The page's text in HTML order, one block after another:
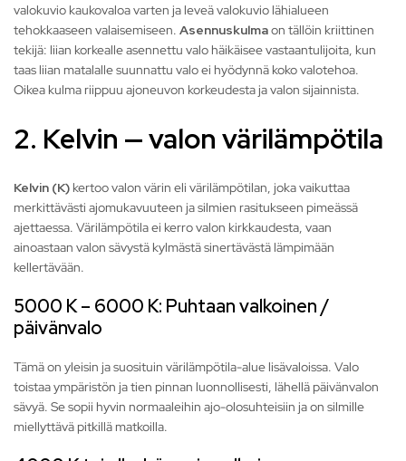
valokuvio kaukovaloa varten ja leveä valokuvio lähialueen
tehokkaaseen valaisemiseen. Asennuskulmaon tällöin kriittinen
tekijä: liian korkealle asennettu valo häikäisee vastaantulijoita, kun
taas liian matalalle suunnattu valo ei hyödynnä koko valotehoa.
Oikea kulma riippuu ajoneuvon korkeudesta ja valon sijainnista.
2. Kelvin — valon värilämpötila
Kelvin (K) kertoo valon värin eli värilämpötilan, joka vaikuttaa
merkittävästi ajomukavuuteen ja silmien rasitukseen pimeässä
ajettaessa. Värilämpötila ei kerro valon kirkkaudesta, vaan
ainoastaan valon sävystä kylmästä sinertävästä lämpimään
kellertävään.
5000 K – 6000 K: Puhtaan valkoinen /
päivänvalo
Tämä on yleisin ja suosituin värilämpötila-alue lisävaloissa. Valo
toistaa ympäristön ja tien pinnan luonnollisesti, lähellä päivänvalon
sävyä. Se sopii hyvin normaaleihin ajo-olosuhteisiin ja on silmille
miellyttävä pitkillä matkoilla.